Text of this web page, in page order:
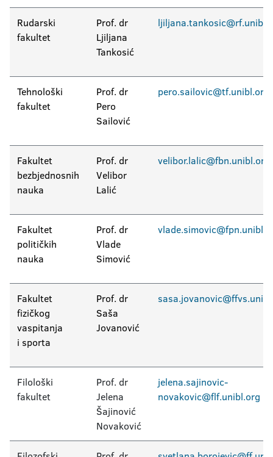
Rudarski
fakultet
Prof. dr
Ljiljana
Tankosić
Tehnološki
fakultet
Prof. dr
Pero
Sailović
pero.sailovic@tf.unibl.org
Fakultet
bezbjednosnih
nauka
Prof. dr
Velibor
Lalić
velibor.lalic@fbn.unibl.org
Fakultet
političkih
nauka
Prof. dr
Vlade
Simović
Fakultet
fizičkog
vaspitanja
i sporta
Prof. dr
Saša
Jovanović
Filološki
fakultet
Prof. dr
Jelena
Šajinović
Novaković
jelena.sajinovic-
novakovic@flf.unibl.org